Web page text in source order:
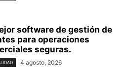
software de gestión de
para operaciones
seguras.
4 agosto, 2026